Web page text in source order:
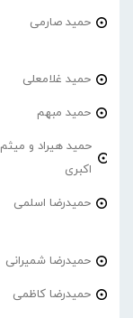
حمید صارمی
حمید غلامعلی
حمید مبهم
حمید هیراد و میثم
اکبری
حمیدرضا اسلمی
حمیدرضا شمیرانی
حمیدرضا کاظمی